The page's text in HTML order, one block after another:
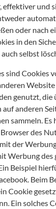
und
oder nach
in den
selbst
sind Cookies
Website
genutzt, die
anderen
sammeln. Es
des
der
Werbung
Beispiel
Beim
Cookie
Ein solches